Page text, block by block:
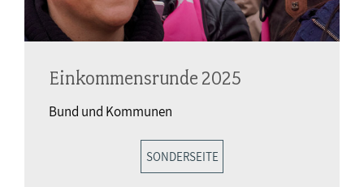
Einkommensrunde 2025
Bund und Kommunen
SONDERSEITE